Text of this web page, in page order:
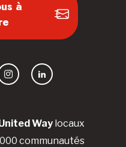
Waylocaux
communautés
à
InstagramLinkedIn